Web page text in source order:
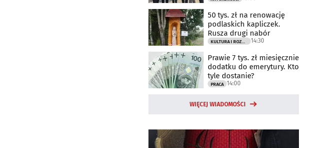
50 tys. zł na renowację
podlaskich kapliczek.
Rusza drugi nabór
14:30
Prawie 7 tys. zł miesięcznie
dodatku do emerytury. Kto
tyle dostanie?
PRACA 14:00
WIĘCEJ WIADOMOŚCI